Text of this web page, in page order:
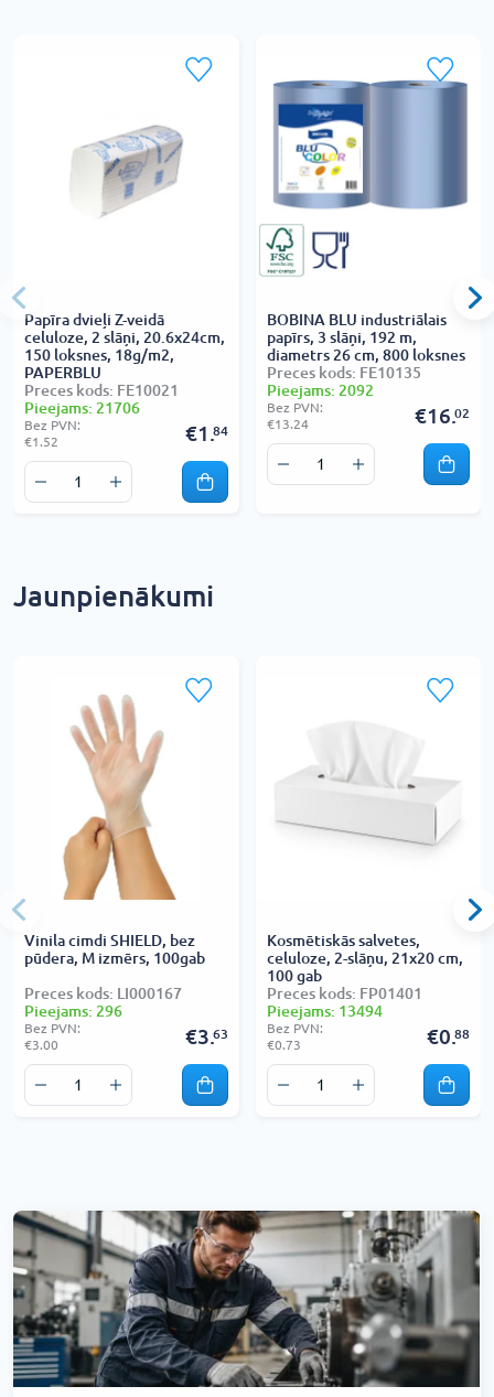
Papīra dvieļi Z-veidā
celuloze, 2 slāņi, 20.6x24cm,
150 loksnes, 18g/m2,
PAPERBLU
Preces kods: FE10021
Pieejams: 21706
Bez PVN:
€1.52
€1.84
BOBINA BLU industriālais
papīrs, 3 slāņi, 192 m,
diametrs 26 cm, 800 loksnes
Preces kods: FE10135
Pieejams: 2092
Bez PVN:
€13.24
€16.02
Jaunpienākumi
Vinila cimdi SHIELD, bez
pūdera, M izmērs, 100gab
Preces kods: LI000167
Pieejams: 296
Bez PVN:
€3.00
€3.63
Kosmētiskās salvetes,
celuloze, 2-slāņu, 21x20 cm,
100 gab
Preces kods: FP01401
Pieejams: 13494
Bez PVN:
€0.73
€0.88